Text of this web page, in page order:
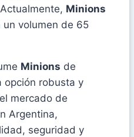
Minions
un volumen de 65
Minions de
opción robusta y
mercado de
Argentina,
seguridad y